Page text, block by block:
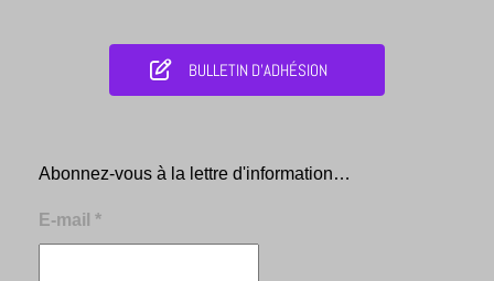
BULLETIN D'ADHÉSION
Abonnez-vous à la lettre d'information…
E-mail *